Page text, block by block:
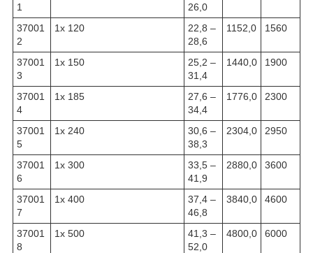
1
26,0
37001
2
1x 120
22,8 –
28,6
1152,0 1560
37001
3
1x 150
25,2 –
31,4
1440,0 1900
37001
4
1x 185
27,6 –
34,4
1776,0 2300
37001
5
1x 240
30,6 –
38,3
2304,0 2950
37001
6
1x 300
33,5 –
41,9
2880,0 3600
37001
7
1x 400
37,4 –
46,8
3840,0 4600
37001
8
1x 500
41,3 –
52,0
4800,0 6000